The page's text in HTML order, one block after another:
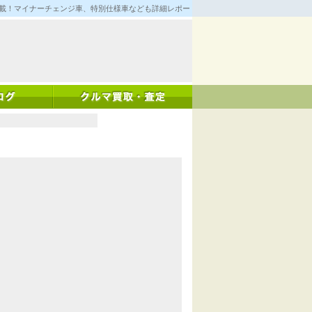
マイナーチェンジ車、特別仕様車なども詳細レポート！